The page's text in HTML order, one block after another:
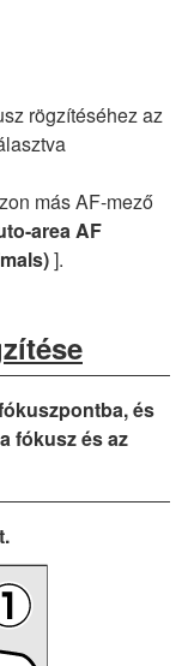
rögzítéséhez az
más AF-mező
area AF
].
és
fókusz és az